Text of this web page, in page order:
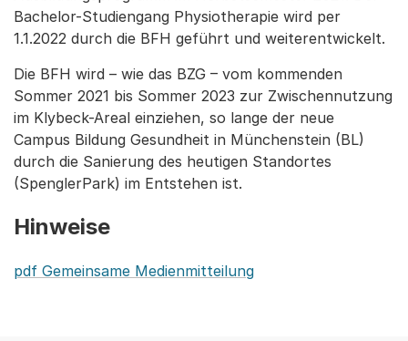
Bachelor-Studiengang Physiotherapie wird per
1.1.2022 durch die BFH geführt und weiterentwickelt.
Die BFH wird – wie das BZG – vom kommenden
Sommer 2021 bis Sommer 2023 zur Zwischennutzung
im Klybeck-Areal einziehen, so lange der neue
Campus Bildung Gesundheit in Münchenstein (BL)
durch die Sanierung des heutigen Standortes
(SpenglerPark) im Entstehen ist.
Hinweise
pdf Gemeinsame Medienmitteilung